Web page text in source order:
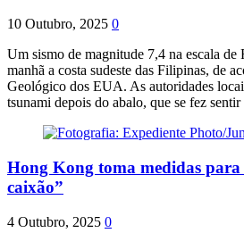
10 Outubro, 2025 0
Um sismo de magnitude 7,4 na escala de
manhã a costa sudeste das Filipinas, de
Geológico dos EUA. As autoridades
tsunami depois do abalo, que se fez sentir
Hong Kong toma medidas para
caixão”
4 Outubro, 2025 0